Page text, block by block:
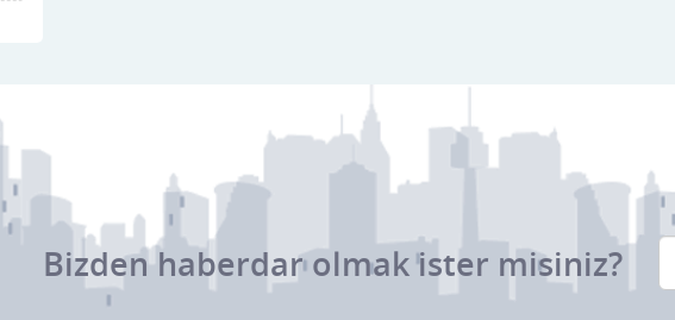
Bizden haberdar olmak ister misiniz?